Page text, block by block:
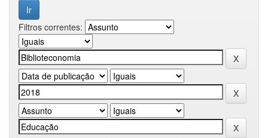
Filtros correntes: